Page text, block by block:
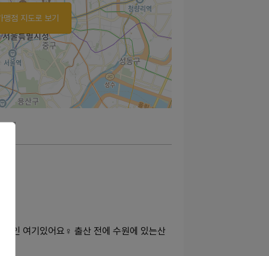
맹점 지도로 보기
1인 여기있어요♀️ 출산 전에 수원에 있는산